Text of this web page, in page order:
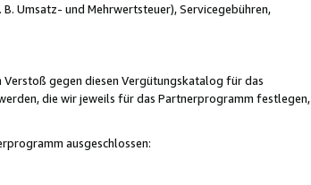
Umsatz- und Mehrwertsteuer), Servicegebühren,
gegen diesen Vergütungskatalog für das
die wir jeweils für das Partnerprogramm festlegen,
ausgeschlossen: